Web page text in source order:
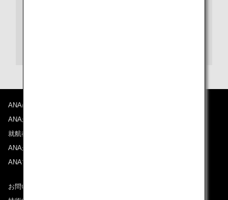
ANAについて
ANAからのお知らせ
就航都市
ANAがお約束する体験
ANAマイレージクラブ
お問い合わせ